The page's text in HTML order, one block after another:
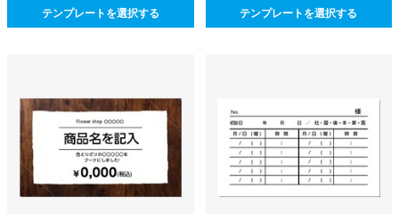
テンプレートを選択する テンプレートを選択する